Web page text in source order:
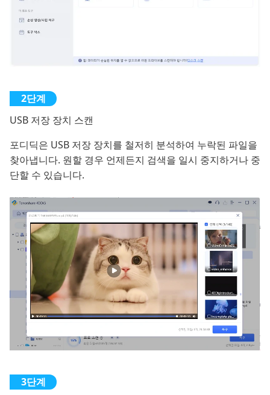
USB 저장 장치 스캔
포디딕은 USB 저장 장치를 철저히 분석하여 누락된 파일을
찾아냅니다. 원할 경우 언제든지 검색을 일시 중지하거나 중
단할 수 있습니다.